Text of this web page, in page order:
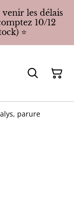
venir les délais
10/12
⭐️
parure